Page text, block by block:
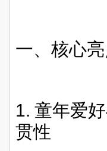
一、核心
1. 童年爱
贯性